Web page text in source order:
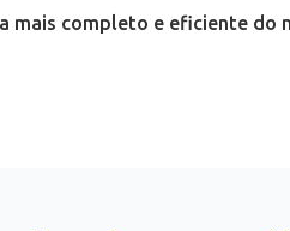
mais completo e eficiente do